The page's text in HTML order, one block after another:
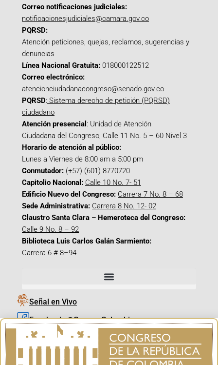
Correo notificaciones judiciales:
notificacionesjudiciales@camara.gov.co
PQRSD:
Atención peticiones, quejas, reclamos, sugerencias y
denuncias
Línea Nacional Gratuita: 018000122512
Correo electrónico:
atencionciudadanacongreso@senado.gov.co
PQRSD: Sistema derecho de petición (PQRSD)
ciudadano
Atención presencial : Unidad de Atención
Ciudadana del Congreso, Calle 11 No. 5 – 60 Nivel 3
Horario de atención al público:
Lunes a Viernes de 8:00 am a 5:00 pm
Conmutador: (+57) (601) 8770720
Capitolio Nacional: Calle 10 No. 7- 51
Edificio Nuevo del Congreso: Carrera 7 No. 8 – 68
Sede Administrativa: Carrera 8 No. 12- 02
Claustro Santa Clara – Hemeroteca del Congreso:
Calle 9 No. 8 – 92
Biblioteca Luis Carlos Galán Sarmiento:
Carrera 6 # 8–94
Señal en Vivo
Facebook_@CamaraColombia
Instagram_@CamaraColombia
X_@CamaraColombia